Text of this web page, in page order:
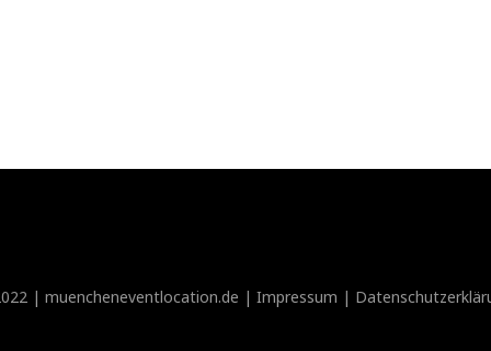
| muencheneventlocation.de | Impressum |